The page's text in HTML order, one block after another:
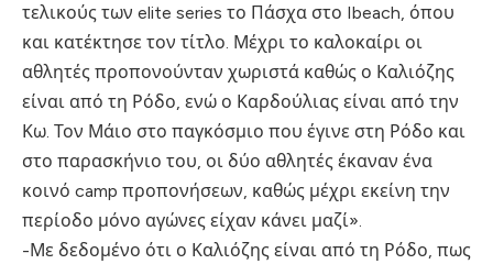
τελικούς των elite series το Πάσχα στο Ibeach, όπου
και κατέκτησε τον τίτλο. Μέχρι το καλοκαίρι οι
αθλητές προπονούνταν χωριστά καθώς ο Καλιόζης
είναι από τη Ρόδο, ενώ ο Καρδούλιας είναι από την
Κω. Τον Μάιο στο παγκόσμιο που έγινε στη Ρόδο και
στο παρασκήνιο του, οι δύο αθλητές έκαναν ένα
κοινό camp προπονήσεων, καθώς μέχρι εκείνη την
περίοδο μόνο αγώνες είχαν κάνει μαζί».
-Με δεδομένο ότι ο Καλιόζης είναι από τη Ρόδο, πως